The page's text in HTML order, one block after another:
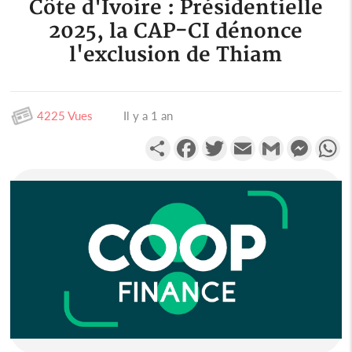
Côte d'Ivoire : Présidentielle
2025, la CAP-CI dénonce
l'exclusion de Thiam
4225 Vues Il y a 1 an
PartagerFacebookTwitterEmail Gmail